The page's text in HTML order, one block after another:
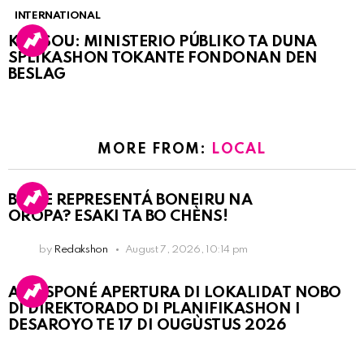
INTERNATIONAL
KORSOU: MINISTERIO PÚBLIKO TA DUNA
SPLIKASHON TOKANTE FONDONAN DEN
BESLAG
MORE FROM: LOCAL
BO KE REPRESENTÁ BONEIRU NA
OROPA? ESAKI TA BO CHÈNS!
by Redakshon August 7, 2026, 10:14 pm
A POSPONÉ APERTURA DI LOKALIDAT NOBO
DI DIREKTORADO DI PLANIFIKASHON I
DESAROYO TE 17 DI OUGÙSTUS 2026